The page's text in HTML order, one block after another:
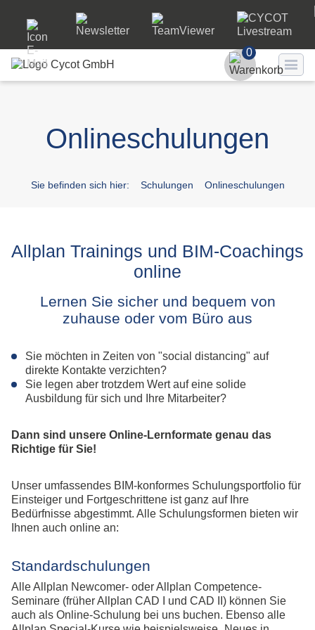
Passwort
0
Onlineschulungen
Sie befinden sich hier: Schulungen Onlineschulungen
Allplan Trainings und BIM-Coachings
online
Lernen Sie sicher und bequem von
zuhause oder vom Büro aus
Sie möchten in Zeiten von "social distancing" auf
direkte Kontakte verzichten?
Sie legen aber trotzdem Wert auf eine solide
Ausbildung für sich und Ihre Mitarbeiter?
Dann sind unsere Online-Lernformate genau das
Richtige für Sie!
Unser umfassendes BIM-konformes Schulungsportfolio für
Einsteiger und Fortgeschrittene ist ganz auf Ihre
Bedürfnisse abgestimmt. Alle Schulungsformen bieten wir
Ihnen auch online an:
Standardschulungen
Alle Allplan Newcomer- oder Allplan Competence-
Seminare (früher Allplan CAD I und CAD II) können Sie
auch als Online-Schulung bei uns buchen. Ebenso alle